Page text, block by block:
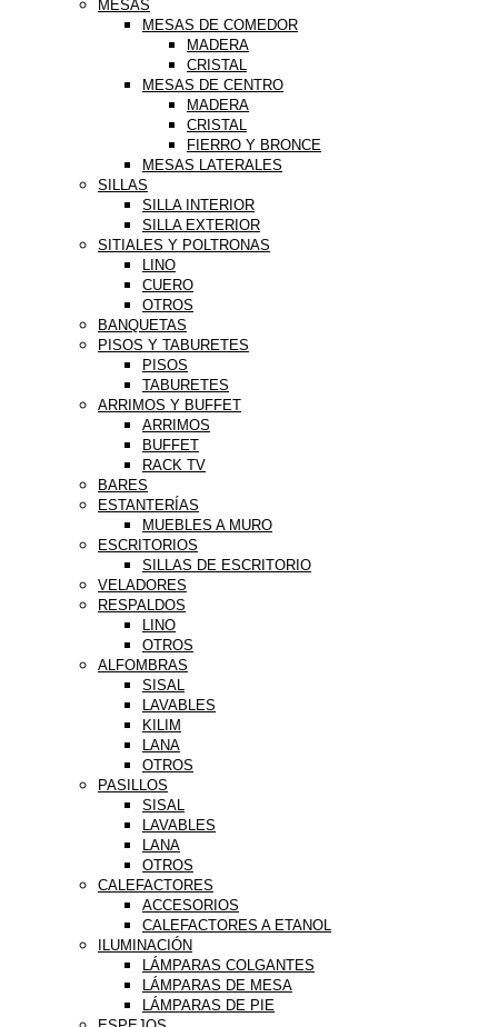
MESAS
MESAS DE COMEDOR
MADERA
CRISTAL
MESAS DE CENTRO
MADERA
CRISTAL
FIERRO Y BRONCE
MESAS LATERALES
SILLAS
SILLA INTERIOR
SILLA EXTERIOR
SITIALES Y POLTRONAS
LINO
CUERO
OTROS
BANQUETAS
PISOS Y TABURETES
PISOS
TABURETES
ARRIMOS Y BUFFET
ARRIMOS
BUFFET
RACK TV
BARES
ESTANTERÍAS
MUEBLES A MURO
ESCRITORIOS
SILLAS DE ESCRITORIO
VELADORES
RESPALDOS
LINO
OTROS
ALFOMBRAS
SISAL
LAVABLES
KILIM
LANA
OTROS
PASILLOS
SISAL
LAVABLES
LANA
OTROS
CALEFACTORES
ACCESORIOS
CALEFACTORES A ETANOL
ILUMINACIÓN
LÁMPARAS COLGANTES
LÁMPARAS DE MESA
LÁMPARAS DE PIE